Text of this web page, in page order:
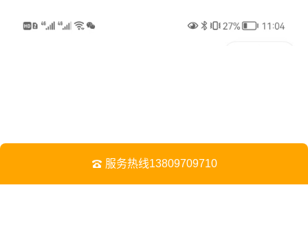
服务热线13809709710